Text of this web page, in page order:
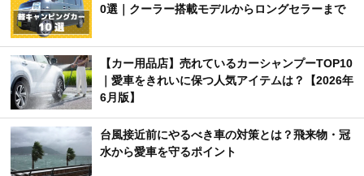
0選｜クーラー搭載モデルからロングセラーまで
【カー用品店】売れているカーシャンプーTOP10
｜愛車をきれいに保つ人気アイテムは？【2026年
6月版】
台風接近前にやるべき車の対策とは？飛来物・冠
水から愛車を守るポイント